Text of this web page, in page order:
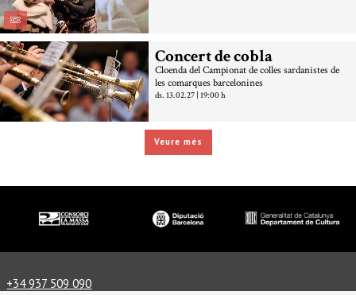
Concert de cobla
Cloenda del Campionat de colles sardanistes de
les comarques barcelonines
ds. 13.02.27| 19:00 h
Veure més
Diapositiva 1 de 3
+34 937 509 090